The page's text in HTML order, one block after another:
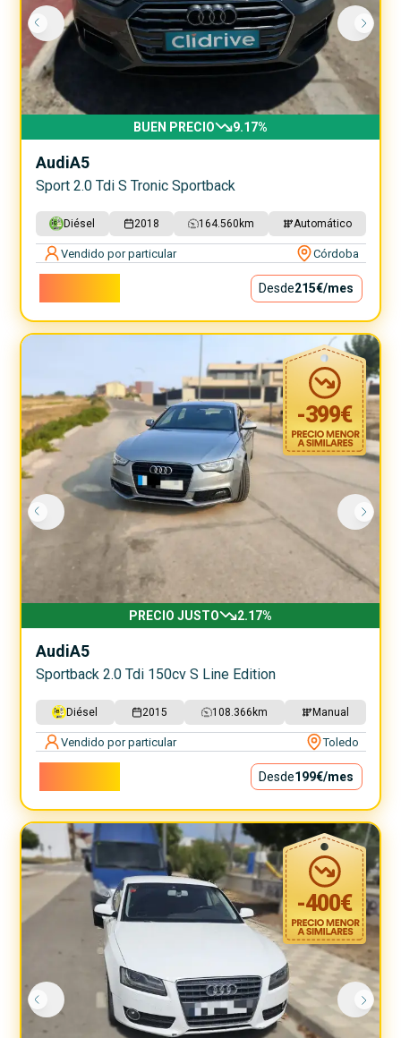
BUEN PRECIO 9.17%
AudiA5
Sport 2.0 Tdi S Tronic Sportback
Diésel 2018 164.560 km Automático
Vendido por particular Córdoba
Desde215€/mes
-399€
PRECIO JUSTO 2.17%
AudiA5
Sportback 2.0 Tdi 150cv S Line Edition
Diésel 2015 108.366 km Manual
Vendido por particular Toledo
Desde199€/mes
-400€